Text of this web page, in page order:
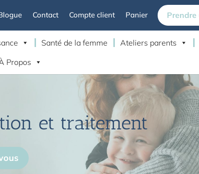
Contact Compte client Panier Prendre
Santé de la femme Ateliers parents
Propos
et traitement